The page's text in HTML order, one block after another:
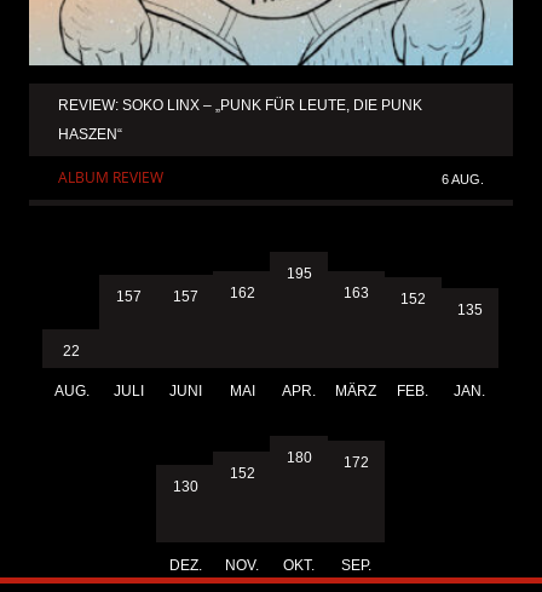
REVIEW: SOKO LINX – „PUNK FÜR LEUTE, DIE PUNK
HASZEN“
ALBUM REVIEW 6 AUG.
22
AUG.
157
JULI
157
JUNI
162
MAI
195
APR.
163
MÄRZ
152
FEB.
135
JAN.
130
DEZ.
152
NOV.
180
OKT.
172
SEP.